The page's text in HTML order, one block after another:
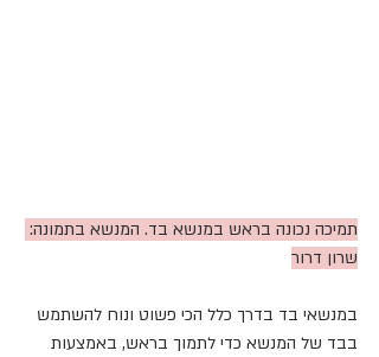
תמיכה נכונה בראש במנשא בד. המנשא בתמונה:
שרון דרור
במנשאי בד בדרך כלל הכי פשוט ונוח להשתמש
בבד של המנשא כדי לתמוך בראש, באמצעות